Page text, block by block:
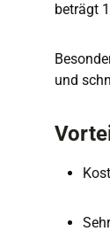
beträgt
und